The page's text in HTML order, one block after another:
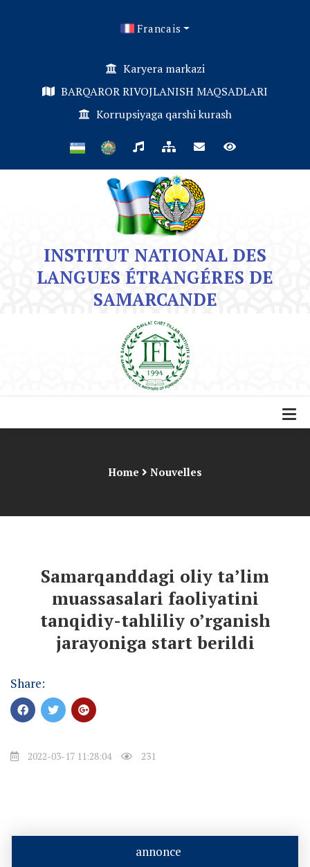
Francais
Karyera markazi
BARQAROR RIVOJLANISH MAQSADLARI
Korrupsiyaga qarshi kurash
INSTITUT NATIONAL DES
LANGUES ÉTRANGÉRES DE
SAMARCANDE
Home Nouvelles
Samarqanddagi oliy ta’lim
muassasalari faoliyatini
tanqidiy-tahliliy o’rganish
jarayoniga start berildi
Share:
2022-03-17 11:28:04 231
annonce